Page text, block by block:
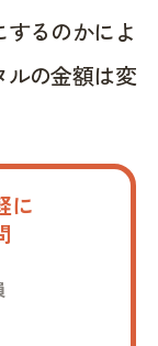
るのかによ
ルの金額は変
に